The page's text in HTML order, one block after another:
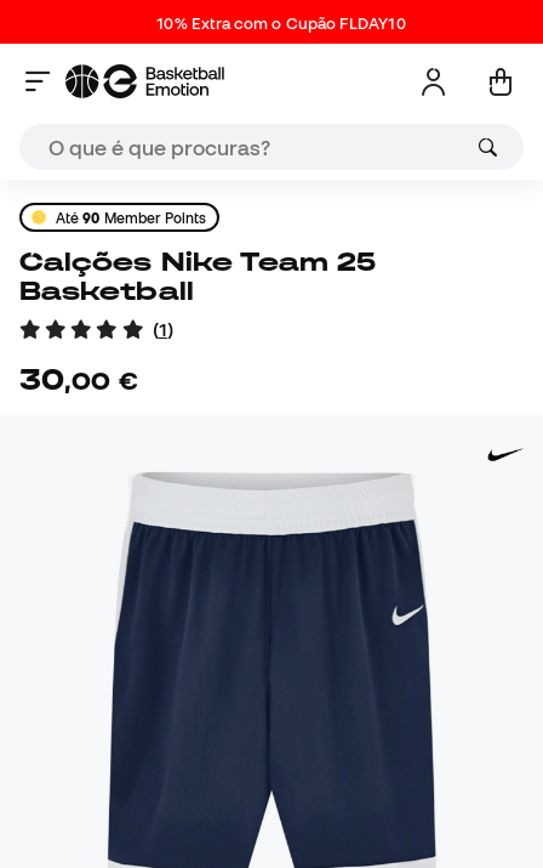
10% Extra com o Cupão FLDAY10
Até90 Member Points
Calções Nike Team 25
Basketball
(1)
30,00 €